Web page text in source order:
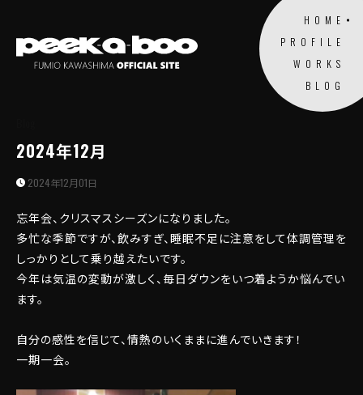
HOME
PROFILE
WORKS
BLOG
2024年12月
2024年12月01日
忘年会、クリスマスシーズンになりました。
多忙な季節ですが、飲みすぎ、睡眠不足に注意をして体調管理を
しっかりとして乗り越えたいです。
今年は気温の変動が激しく、毎日ダウンをいつ着ようか悩んでい
ます。
自分の感性を信じて、情熱のいくままに進んでいきます！
一期一会。